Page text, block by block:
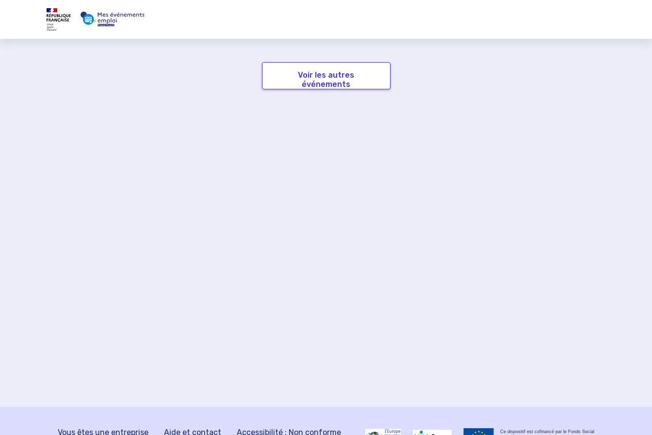
Voir les autres
événements
Vous êtes une entreprise Aide et contact Accessibilité : Non conforme
Ce dispositif est cofinancé par le Fonds Social